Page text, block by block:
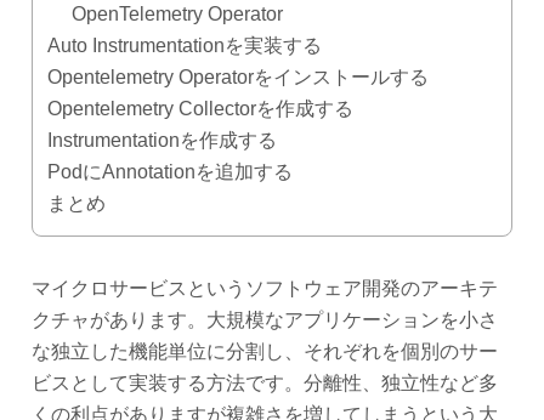
OpenTelemetry Operator
Auto Instrumentationを実装する
Opentelemetry Operatorをインストールする
Opentelemetry Collectorを作成する
Instrumentationを作成する
PodにAnnotationを追加する
まとめ
マイクロサービスというソフトウェア開発のアーキテ
クチャがあります。大規模なアプリケーションを小さ
な独立した機能単位に分割し、それぞれを個別のサー
ビスとして実装する方法です。分離性、独立性など多
くの利点がありますが複雑さを増してしまうという大